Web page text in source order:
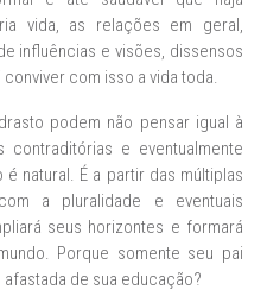
vida, as relações em geral,
influências e visões, dissensos
com isso a vida toda.
podem não pensar igual à
e eventualmente
natural. É a partir das múltiplas
a pluralidade e eventuais
seus horizontes e formará
Porque somente seu pai
de sua educação?